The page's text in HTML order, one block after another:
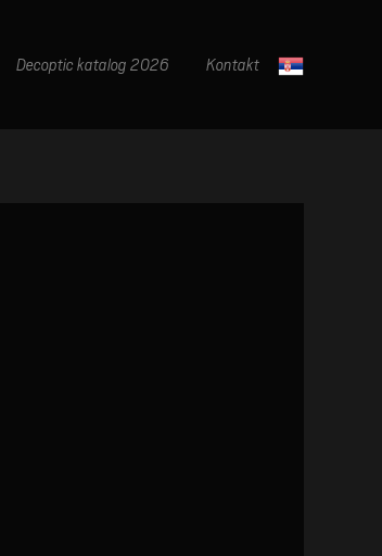
Decoptic katalog 2026 Kontakt